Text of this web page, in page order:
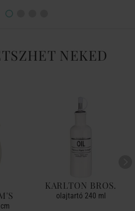
NEKED
KARLTON BROS.
olajtartó 240 ml